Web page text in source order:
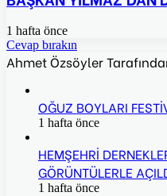
1 hafta önce
Cevap bırakın
Ahmet Özsöyler
OĞUZ BOYLARI
1 hafta önce
HEMŞEHRİ
GÖRÜNTÜLERLE
1 hafta önce